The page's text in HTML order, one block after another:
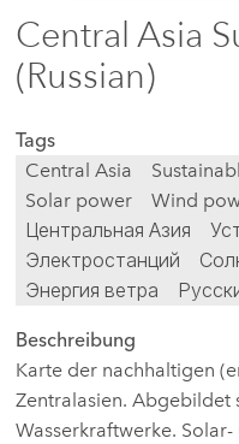
Central Asia
(Russian)
Tags
Central Asia
Solar power
Wind
Центральная Азия
Электростанций
Энергия ветра
Beschreibung
Karte der nachhaltigen
Zentralasien. Abgebildet
Wasserkraftwerke.